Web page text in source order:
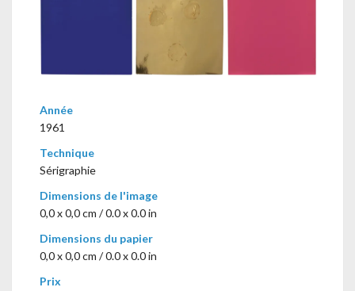
Année
1961
Technique
Sérigraphie
Dimensions de l'image
0,0 x 0,0 cm / 0.0 x 0.0 in
Dimensions du papier
0,0 x 0,0 cm / 0.0 x 0.0 in
Prix